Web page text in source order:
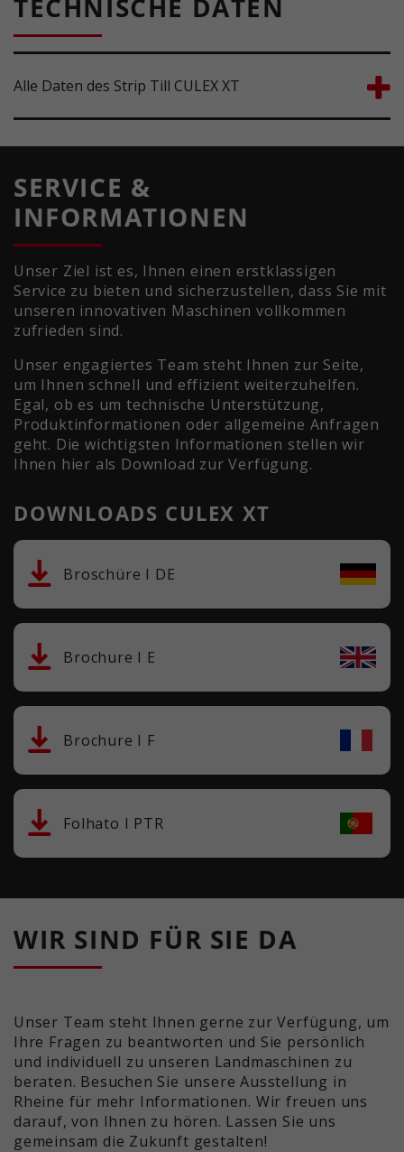
TECHNISCHE DATEN
Alle Daten des Strip Till CULEX XT
SERVICE &
INFORMATIONEN
Unser Ziel ist es, Ihnen einen erstklassigen
Service zu bieten und sicherzustellen, dass Sie mit
unseren innovativen Maschinen vollkommen
zufrieden sind.
Unser engagiertes Team steht Ihnen zur Seite,
um Ihnen schnell und effizient weiterzuhelfen.
Egal, ob es um technische Unterstützung,
Produktinformationen oder allgemeine Anfragen
geht. Die wichtigsten Informationen stellen wir
Ihnen hier als Download zur Verfügung.
DOWNLOADS CULEX XT
Broschüre I DE
Brochure I E
Brochure I F
Folhato I PTR
WIR SIND FÜR SIE DA
Unser Team steht Ihnen gerne zur Verfügung, um
Ihre Fragen zu beantworten und Sie persönlich
und individuell zu unseren Landmaschinen zu
beraten. Besuchen Sie unsere Ausstellung in
Rheine für mehr Informationen. Wir freuen uns
darauf, von Ihnen zu hören. Lassen Sie uns
gemeinsam die Zukunft gestalten!